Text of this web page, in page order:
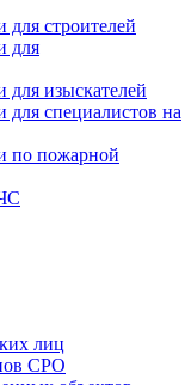
строителей
для
для изыскателей
специалистов на
по пожарной
лиц
СРО